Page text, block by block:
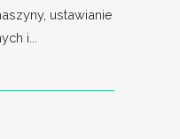
ustawianie
i...